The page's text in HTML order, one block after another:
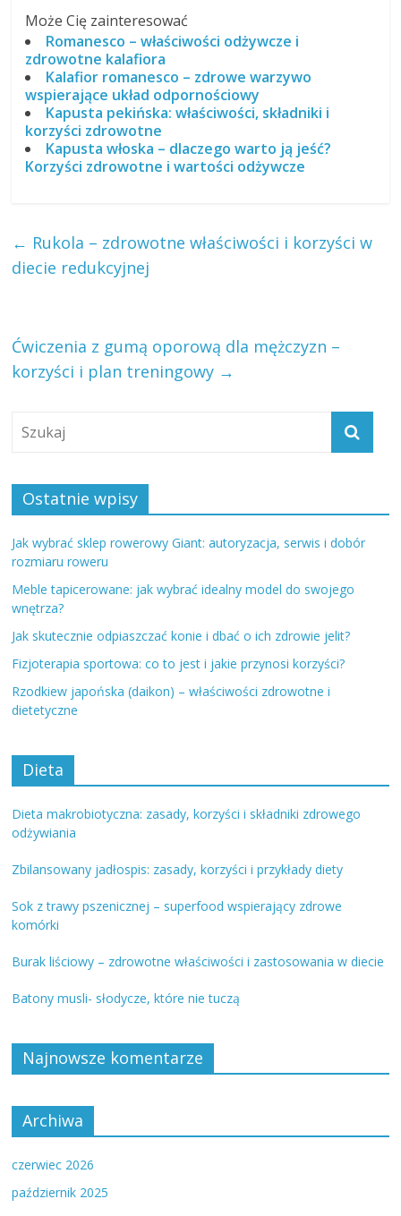
Może Cię zainteresować
Romanesco – właściwości odżywcze i
zdrowotne kalafiora
Kalafior romanesco – zdrowe warzywo
wspierające układ odpornościowy
Kapusta pekińska: właściwości, składniki i
korzyści zdrowotne
Kapusta włoska – dlaczego warto ją jeść?
Korzyści zdrowotne i wartości odżywcze
← Rukola – zdrowotne właściwości i korzyści w
diecie redukcyjnej
Ćwiczenia z gumą oporową dla mężczyzn –
korzyści i plan treningowy →
Ostatnie wpisy
Jak wybrać sklep rowerowy Giant: autoryzacja, serwis i dobór
rozmiaru roweru
Meble tapicerowane: jak wybrać idealny model do swojego
wnętrza?
Jak skutecznie odpiaszczać konie i dbać o ich zdrowie jelit?
Fizjoterapia sportowa: co to jest i jakie przynosi korzyści?
Rzodkiew japońska (daikon) – właściwości zdrowotne i
dietetyczne
Dieta
Dieta makrobiotyczna: zasady, korzyści i składniki zdrowego
odżywiania
Zbilansowany jadłospis: zasady, korzyści i przykłady diety
Sok z trawy pszenicznej – superfood wspierający zdrowe
komórki
Burak liściowy – zdrowotne właściwości i zastosowania w diecie
Batony musli- słodycze, które nie tuczą
Najnowsze komentarze
Archiwa
czerwiec 2026
październik 2025